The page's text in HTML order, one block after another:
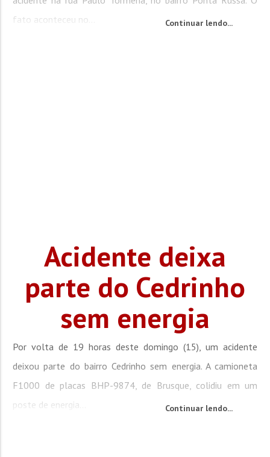
fato aconteceu no...
Continuar lendo...
Acidente deixa
parte do Cedrinho
sem energia
Por volta de 19 horas deste domingo (15), um acidente
deixou parte do bairro Cedrinho sem energia. A camioneta
F1000 de placas BHP-9874, de Brusque, colidiu em um
poste de energia...
Continuar lendo...